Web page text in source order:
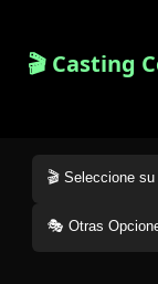
🎬 Casting